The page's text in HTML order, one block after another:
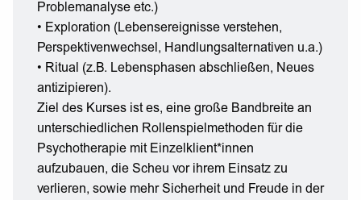
Problemanalyse etc.)
• Exploration (Lebensereignisse verstehen,
Perspektivenwechsel, Handlungsalternativen u.a.)
• Ritual (z.B. Lebensphasen abschließen, Neues
antizipieren).
Ziel des Kurses ist es, eine große Bandbreite an
unterschiedlichen Rollenspielmethoden für die
Psychotherapie mit Einzelklient*innen
aufzubauen, die Scheu vor ihrem Einsatz zu
verlieren, sowie mehr Sicherheit und Freude in der